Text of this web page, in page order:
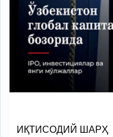
ИҚТИСОДИЙ ШАРҲ